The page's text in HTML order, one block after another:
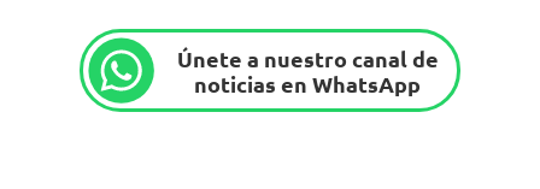
Únete a nuestro canal de
noticias en WhatsApp